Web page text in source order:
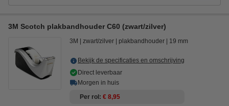
3M Scotch plakbandhouder C60 (zwart/zilver)
3M zwart/zilver plakbandhouder 19 mm
Bekijk de specificaties en omschrijving
Direct leverbaar
Morgen in huis
Per rol
€ 8,95